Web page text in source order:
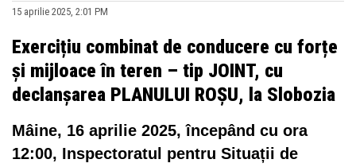
15 aprilie 2025, 2:01 PM
Exercițiu combinat de conducere cu forțe
și mijloace în teren – tip JOINT, cu
declanșarea PLANULUI ROȘU, la Slobozia
Mâine, 16 aprilie 2025, începând cu ora
12:00, Inspectoratul pentru Situații de